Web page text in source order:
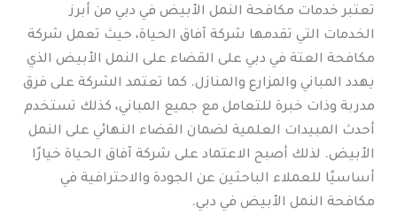
تعتبر خدمات مكافحة النمل الأبيض في دبي من أبرز
الخدمات التي تقدمها شركة آفاق الحياة، حيث تعمل شركة
مكافحة العتة في دبي على القضاء على النمل الأبيض الذي
يهدد المباني والمزارع والمنازل. كما تعتمد الشركة على فرق
مدربة وذات خبرة للتعامل مع جميع المباني، كذلك تستخدم
أحدث المبيدات العلمية لضمان القضاء النهائي على النمل
الأبيض. لذلك أصبح الاعتماد على شركة آفاق الحياة خيارًا
أساسيًا للعملاء الباحثين عن الجودة والاحترافية في
مكافحة النمل الأبيض في دبي.